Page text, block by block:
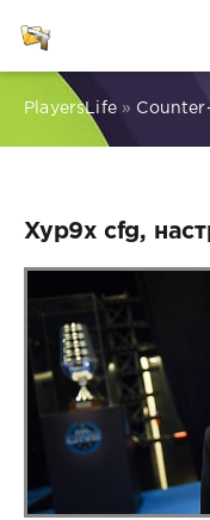
PlayersLife»
Xyp9x cfg,